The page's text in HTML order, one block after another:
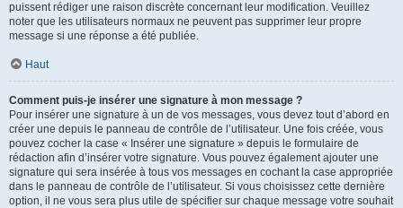
puissent rédiger une raison discrète concernant leur modification. Veuillez
noter que les utilisateurs normaux ne peuvent pas supprimer leur propre
message si une réponse a été publiée.
Haut
Comment puis-je insérer une signature à mon message ?
Pour insérer une signature à un de vos messages, vous devez tout d’abord en
créer une depuis le panneau de contrôle de l’utilisateur. Une fois créée, vous
pouvez cocher la case « Insérer une signature » depuis le formulaire de
rédaction afin d’insérer votre signature. Vous pouvez également ajouter une
signature qui sera insérée à tous vos messages en cochant la case appropriée
dans le panneau de contrôle de l’utilisateur. Si vous choisissez cette dernière
option, il ne vous sera plus utile de spécifier sur chaque message votre souhait